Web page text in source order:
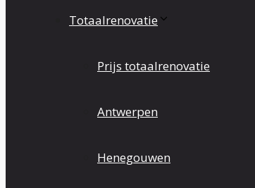
Totaalrenovatie
Prijs totaalrenovatie
Antwerpen
Henegouwen